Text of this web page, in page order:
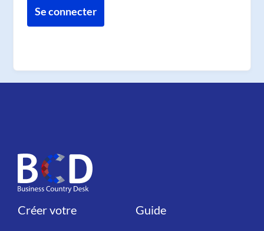
Liens
Créer votre Liens
Guide